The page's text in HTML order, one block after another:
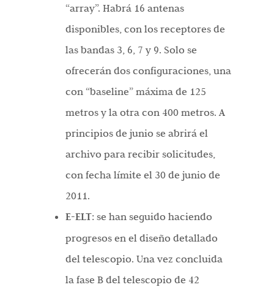
“array”. Habrá 16 antenas
disponibles, con los receptores de
las bandas 3, 6, 7 y 9. Solo se
ofrecerán dos configuraciones, una
con “baseline” máxima de 125
metros y la otra con 400 metros. A
principios de junio se abrirá el
archivo para recibir solicitudes,
con fecha límite el 30 de junio de
2011.
E-ELT: se han seguido haciendo
progresos en el diseño detallado
del telescopio. Una vez concluida
la fase B del telescopio de 42